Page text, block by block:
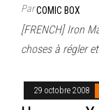
ParCOMIC BOX
[FRENCH] Iron
choses à régler
29 octobre 2008